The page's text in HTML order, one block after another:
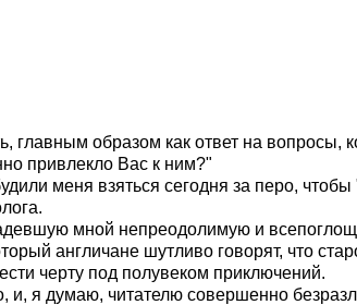
главным образом как ответ на вопросы,
привлекло Вас к ним?"
меня взяться сегодня за перо,
мной непреодолимую и
англичане шутливо говорят, что
черту под полувеком приключений.
и, я думаю, читателю совершенно